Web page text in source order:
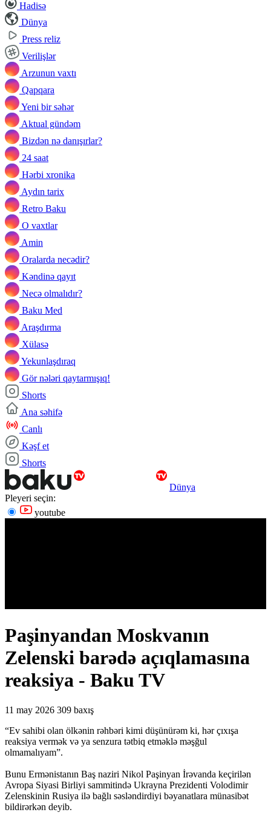
Hadisə
Dünya
Press reliz
Verilişlər
Arzunun vaxtı
Qapqara
Yeni bir səhər
Aktual gündəm
Bizdən nə danışırlar?
24 saat
Hərbi xronika
Aydın tarix
Retro Baku
O vaxtlar
Amin
Oralarda necədir?
Kəndinə qayıt
Necə olmalıdır?
Baku Med
Araşdırma
Xülasə
Yekunlaşdıraq
Gör nələri qaytarmışıq!
Shorts
Ana səhifə
Canlı
Kəşf et
Shorts
Dünya
Pleyeri seçin:
youtube
Paşinyandan Moskvanın
Zelenski barədə açıqlamasına
reaksiya - Baku TV
11 may 2026 309 baxış
“Ev sahibi olan ölkənin rəhbəri kimi düşünürəm ki, hər çıxışa
reaksiya vermək və ya senzura tətbiq etməklə məşğul
olmamalıyam”.
Bunu Ermənistanın Baş naziri Nikol Paşinyan İrəvanda keçirilən
Avropa Siyasi Birliyi sammitində Ukrayna Prezidenti Volodimir
Zelenskinin Rusiya ilə bağlı səsləndirdiyi bəyanatlara münasibət
bildirərkən deyib.